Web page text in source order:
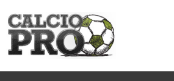
contenuto